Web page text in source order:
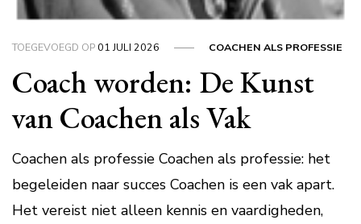
TOEGEVOEGD OP01 JULI 2026 COACHEN ALS PROFESSIE
Coach worden: De Kunst
van Coachen als Vak
Coachen als professie Coachen als professie: het
begeleiden naar succes Coachen is een vak apart.
Het vereist niet alleen kennis en vaardigheden,